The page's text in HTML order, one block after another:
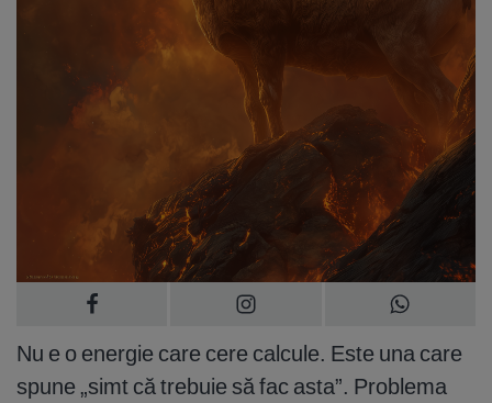
Nu e o energie care cere calcule. Este una care
spune „simt că trebuie să fac asta”. Problema